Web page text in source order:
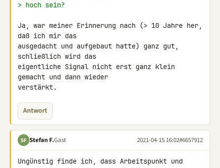
> hoch sein?
Ja, war meiner Erinnerung nach (> 10 Jahre her,
daß ich mir das
ausgedacht und aufgebaut hatte) ganz gut,
schließlich wird das
eigentliche Signal nicht erst ganz klein
gemacht und dann wieder
verstärkt.
Antwort
SF Stefan F.Gast 2021-04-15 16:02#6657912
Ungünstig finde ich, dass Arbeitspunkt und